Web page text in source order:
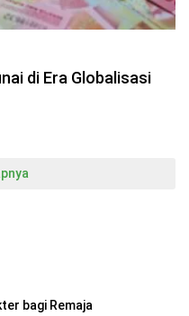
di Era Globalisasi
bagi Remaja